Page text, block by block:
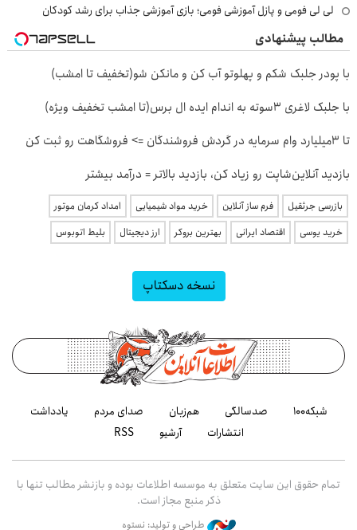
لی لی فومی و پازل آموزشی فومی؛ بازی آموزشی جذاب برای رشد کودکان
مطالب پیشنهادی
با پودر جلبک شکم و پهلوتو آب کن و مانکن شو(تخفیف تا امشب)
با جلبک لاغری 3سوته به اندام ایده ال برس(تا امشب تخفیف ویژه)
تا 3میلیارد وام سرمایه در گردش فروشندگان => فروشگاهت رو ثبت کن
بازدید آنلاین‌شاپت رو زیاد کن، بازدید بالاتر = درآمد بیشتر
بازرسی جرثقیل فرم ساز آنلاین خرید مواد شیمیایی
امداد کرمان موتور
خرید یوسی
اقتصاد ایرانی بهترین بروکر ارز دیجیتال بلیط اتوبوس
نسخه دسکتاپ
شبکه۱۰۰ صدسالگی هم‌زبان صدای مردم
یادداشت
انتشارات
آرشیو RSS
تمام حقوق این سایت متعلق به موسسه اطلاعات بوده و بازنشر مطالب تنها با
ذکر منبع مجاز است.
طراحی و تولید: نستوه